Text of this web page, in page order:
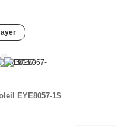
EYE8057-1S